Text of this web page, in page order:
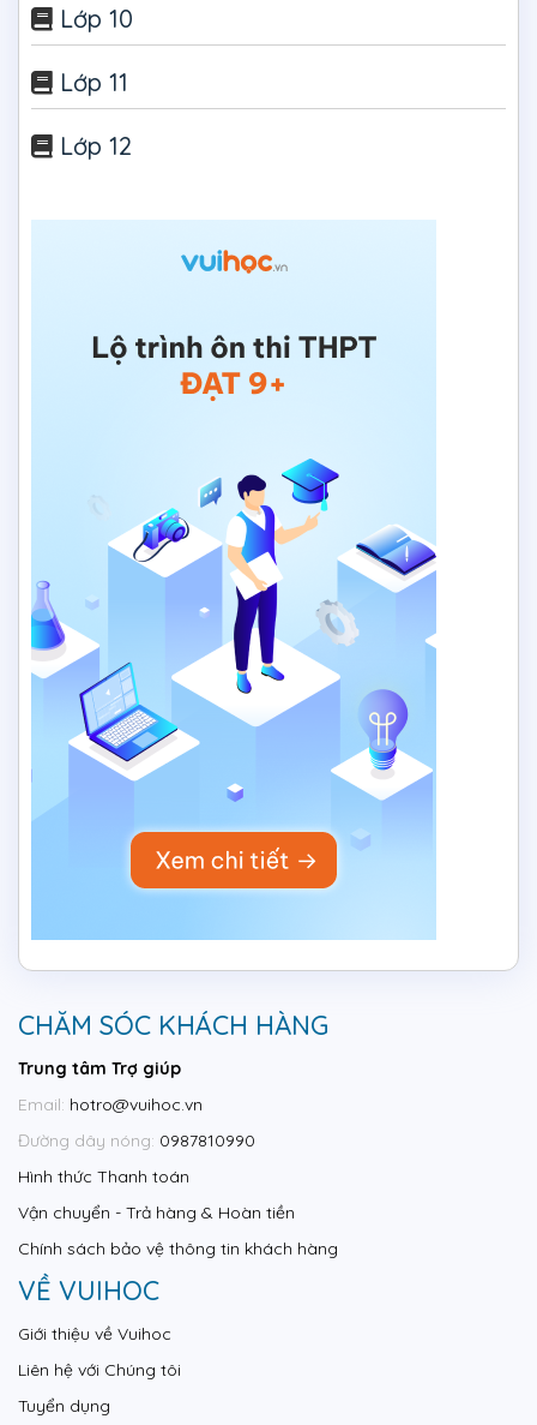
Lớp 10
Lớp 11
Lớp 12
CHĂM SÓC KHÁCH HÀNG
Trung tâm Trợ giúp
Email: hotro@vuihoc.vn
Đường dây nóng: 0987810990
Hình thức Thanh toán
Vận chuyển - Trả hàng & Hoàn tiền
Chính sách bảo vệ thông tin khách hàng
VỀ VUIHOC
Giới thiệu về Vuihoc
Liên hệ với Chúng tôi
Tuyển dụng